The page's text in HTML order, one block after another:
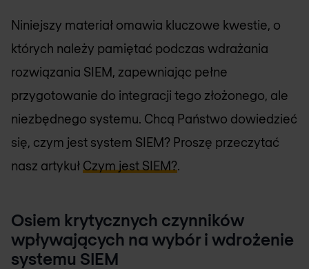
Niniejszy materiał omawia kluczowe kwestie, o
których należy pamiętać podczas wdrażania
rozwiązania SIEM, zapewniając pełne
przygotowanie do integracji tego złożonego, ale
niezbędnego systemu. Chcą Państwo dowiedzieć
się, czym jest system SIEM? Proszę przeczytać
nasz artykuł Czym jest SIEM?.
Osiem krytycznych czynników
wpływających na wybór i wdrożenie
systemu SIEM